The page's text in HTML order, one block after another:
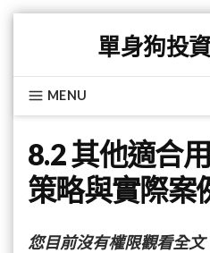
content
單身狗投
MENU
8.2 其他適合
策略與實際案
您目前沒有權限觀看全文